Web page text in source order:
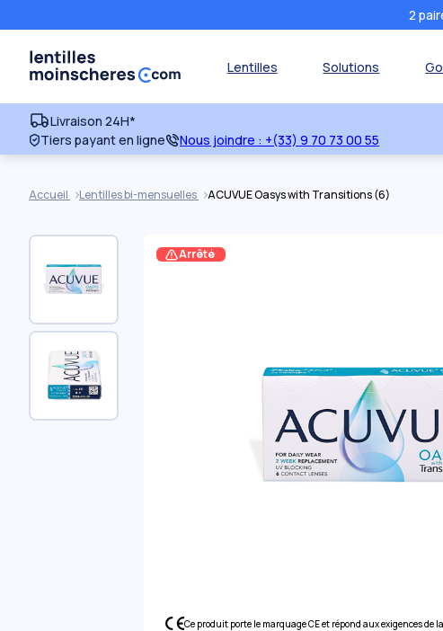
2
Lentilles Solutions
Livraison 24H*
Tiers payant en ligne
Nous joindre : +(33) 9 70 73 00 55
Accueil Lentilles bi-mensuelles ACUVUE Oasys with Transitions (6)
Arrêté
Ce produit porte le marquage CE et répond aux exigences de